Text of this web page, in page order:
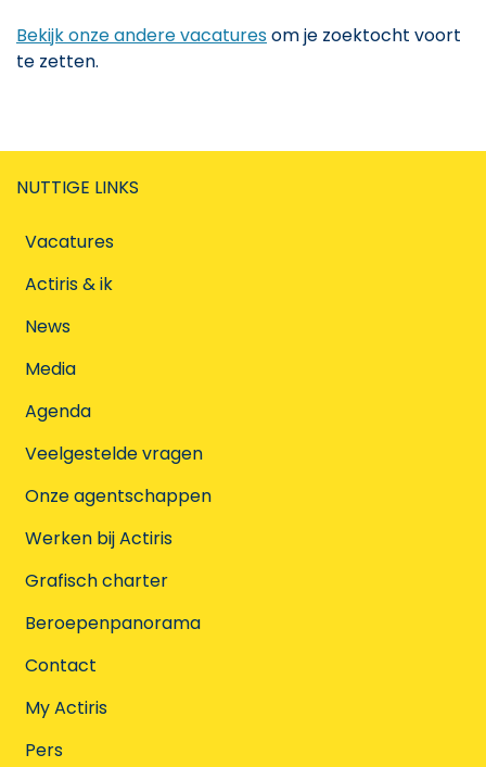
Bekijk onze andere vacaturesom je zoektocht voort
te zetten.
NUTTIGE LINKS
Vacatures
Actiris & ik
News
Media
Agenda
Veelgestelde vragen
Onze agentschappen
Werken bij Actiris
Grafisch charter
Beroepenpanorama
Contact
My Actiris
Pers